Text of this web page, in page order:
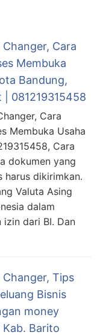
Cara
Membuka
Bandung,
| 081219315458
Cara
Membuka Usaha
Cara
dokumen yang
harus dikirimkan.
Valuta Asing
dalam
dari BI. Dan
Tips
Bisnis
money
Barito